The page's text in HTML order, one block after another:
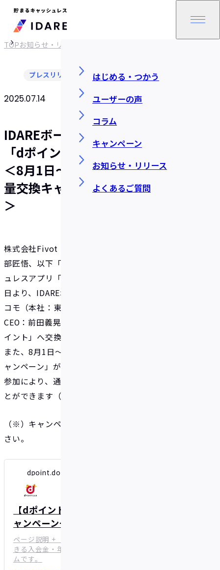
はじめる・つかう
ユーザーの声
コラム
キャンペーン
お知らせ・リリース
よくあるご質問
TOPお知らせ・リリース
2025.07.14
プレスリリース
IDAREボーナスポイント、ドコモ
「dポイント」への交換が可能に！
＜8月1日〜8月31日のdポイント増
量交換キャンペーンに参加しよう！
＞
株式会社Fivot（本社：東京都港区、代表取締役：安
部匠悟、以下「Fivot」）が提供する貯まるキャッシ
ュレスアプリ「IDARE（イデア）」は、2025年7月14
日より、IDAREボーナスポイントを株式会社NTTド
コモ（本社：東京都千代田区、代表取締役社長兼
CEO：前田義晃、以下「ドコモ」）が提供する「dポ
イント」へ交換できるサービスを開始しました。
また、8月1日〜8月31日には「dポイント増量交換キ
ャンペーン」が開催されます。期間中、キャンペーン
参加により、通常より多くのdポイントを獲得するこ
とができます（※）。
（※）キャンペーンの詳細情報は以下にてご確認くだ
さい。
dpoint.docomo.ne.jp
【dポイントクラブ】ページタイトル - キ
ャンペーン一覧 - dポイントをおトクにた
める
ページ説明 + 「dポイントクラブ」は、誰でも入会で
きる入会金・年会費無料のおトクなポイントプログラ
ムです。